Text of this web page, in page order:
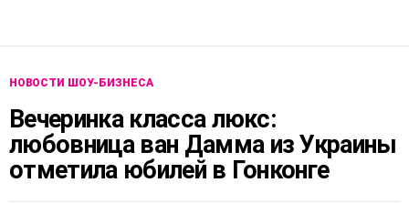
НОВОСТИ ШОУ-БИЗНЕСА
Вечеринка класса люкс:
любовница ван Дамма из Украины
отметила юбилей в Гонконге